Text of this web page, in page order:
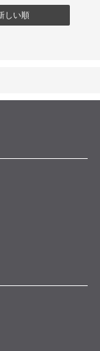
しい順